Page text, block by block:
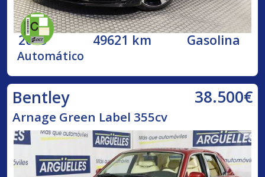
2023 49621 km Gasolina
Automático
Bentley 38.500€
Arnage Green Label 355cv